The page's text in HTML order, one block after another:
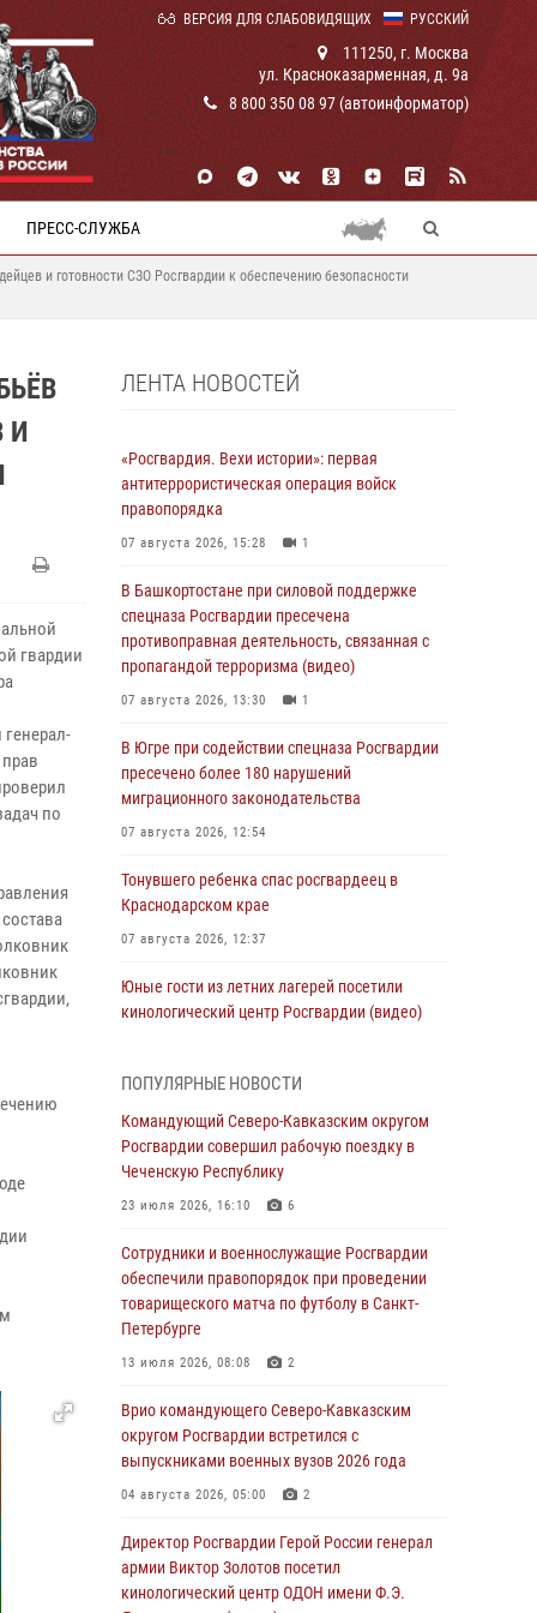
РУССКИЙ
ВЕРСИЯ ДЛЯ СЛАБОВИДЯЩИХ
111250, г. Москва
ул. Красноказарменная, д. 9а
8 800 350 08 97 (автоинформатор)
ПРЕСС-СЛУЖБА
и готовности СЗО Росгвардии к обеспечению безопасности
И
гвардии
по
ЛЕНТА НОВОСТЕЙ
«Росгвардия. Вехи истории»: первая
антитеррористическая операция войск
правопорядка
07 августа 2026, 15:28 1
В Башкортостане при силовой поддержке
спецназа Росгвардии пресечена
противоправная деятельность, связанная с
пропагандой терроризма (видео)
07 августа 2026, 13:30 1
В Югре при содействии спецназа Росгвардии
пресечено более 180 нарушений
миграционного законодательства
07 августа 2026, 12:54
Тонувшего ребенка спас росгвардеец в
Краснодарском крае
07 августа 2026, 12:37
Юные гости из летних лагерей посетили
кинологический центр Росгвардии (видео)
Ветеран войск правопорядка генерал-майор
Иван Пияшев – герой выпуска «Легенды
армии с Александром Маршалом»
07 августа 2026, 12:00
округу Росгвардии и ветераны военной
контрразведки почтили память Николая
Кузнецова
07 августа 2026, 12:00
подняться на крышу Смольного собора в
Санкт-Петербурге (видео)
07 августа 2026, 11:34 3 1
основам взрывобезопасности
07 августа 2026, 11:33
ПОПУЛЯРНЫЕ НОВОСТИ
Командующий Северо-Кавказским округом
Росгвардии совершил рабочую поездку в
Чеченскую Республику
23 июля 2026, 16:10 6
Сотрудники и военнослужащие Росгвардии
обеспечили правопорядок при проведении
товарищеского матча по футболу в Санкт-
Петербурге
13 июля 2026, 08:08 2
Врио командующего Северо-Кавказским
округом Росгвардии встретился с
выпускниками военных вузов 2026 года
04 августа 2026, 05:00 2
Директор Росгвардии Герой России генерал
армии Виктор Золотов посетил
кинологический центр ОДОН имени Ф.Э.